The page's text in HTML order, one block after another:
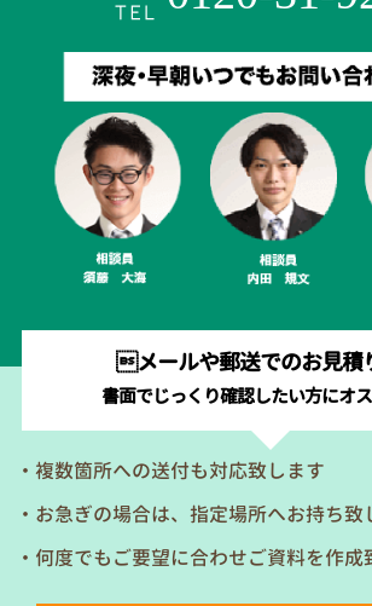
メールや郵送でのお見積
書面でじっくり確認したい方にオ
・複数箇所への送付も対応致します
・お急ぎの場合は、指定場所へお持ち致
・何度でもご要望に合わせご資料を作成